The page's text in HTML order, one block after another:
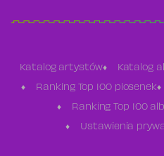
Katalog artystów Katalog
Ranking Top 100 piosenek
Ranking Top 100
Ustawienia